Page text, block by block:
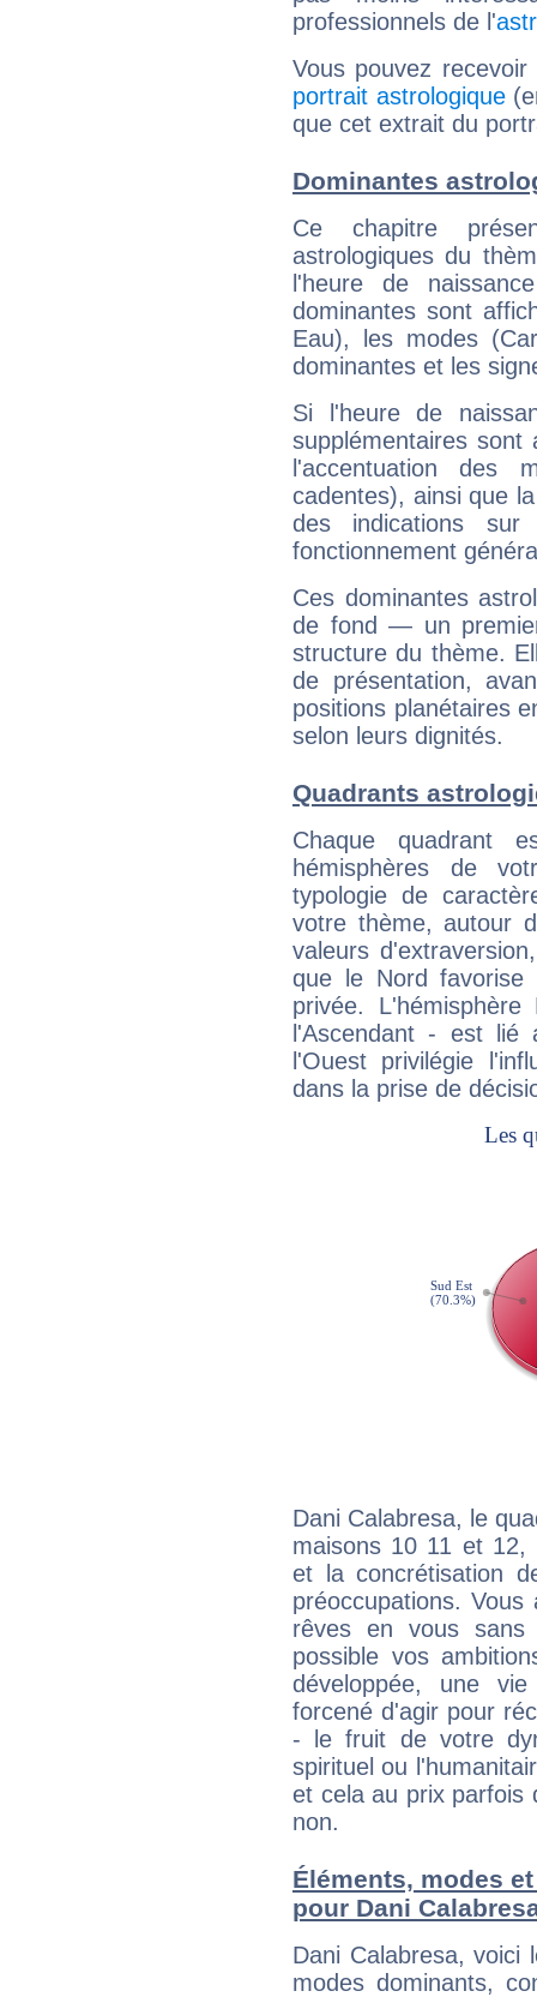
professionnels de l'
Vous pouvez
portrait astrologique
que cet extrait du
Dominantes
Ce chapitre
astrologiques du
l'heure de
dominantes sont
Eau), les modes
dominantes et les
Si l'heure de
supplémentaires sont
l'accentuation des
cadentes), ainsi que
des indications sur
fonctionnement
Ces dominantes
de fond — un
structure du thème.
de présentation,
positions planétaires
selon leurs dignités.
Quadrants
Chaque quadrant
hémisphères de
typologie de
votre thème, autour
valeurs
que le Nord favorise
privée.
l'Ascendant - est
l'Ouest privilégie
dans la prise de
Dani Calabresa, le
maisons 10 11 et 12,
et la concrétisation
préoccupations.
rêves en vous sans
possible vos
développée, une
forcené d'agir pour
- le fruit de votre
spirituel ou
et cela au prix parfois
non.
Éléments, modes
pour Dani
Dani Calabresa, voici
modes dominants,